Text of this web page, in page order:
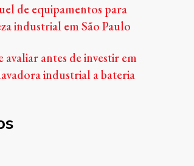
de equipamentos para
industrial em São Paulo
avaliar antes de investir em
industrial a bateria